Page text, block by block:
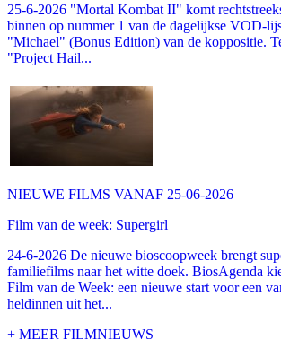
25-6-2026 "Mortal Kombat II" komt
binnen op nummer 1 van de dagelijkse VOD-
"Michael" (Bonus Edition) van de koppositie.
"Project Hail...
NIEUWE FILMS VANAF 25-06-2026
Film van de week: Supergirl
24-6-2026 De nieuwe bioscoopweek brengt
familiefilms naar het witte doek. BiosAgenda
Film van de Week: een nieuwe start voor een
heldinnen uit het...
+ MEER FILMNIEUWS